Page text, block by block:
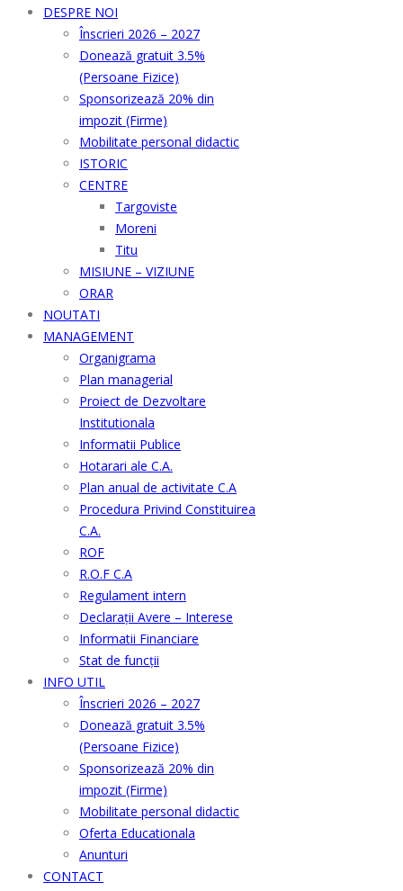
DESPRE NOI
Înscrieri 2026 – 2027
Donează gratuit 3.5%
(Persoane Fizice)
Sponsorizează 20% din
impozit (Firme)
Mobilitate personal didactic
ISTORIC
CENTRE
Targoviste
Moreni
Titu
MISIUNE – VIZIUNE
ORAR
NOUTATI
MANAGEMENT
Organigrama
Plan managerial
Proiect de Dezvoltare
Institutionala
Informatii Publice
Hotarari ale C.A.
Plan anual de activitate C.A
Procedura Privind Constituirea
C.A.
ROF
R.O.F C.A
Regulament intern
Declarații Avere – Interese
Informatii Financiare
Stat de funcții
INFO UTIL
Înscrieri 2026 – 2027
Donează gratuit 3.5%
(Persoane Fizice)
Sponsorizează 20% din
impozit (Firme)
Mobilitate personal didactic
Oferta Educationala
Anunturi
CONTACT